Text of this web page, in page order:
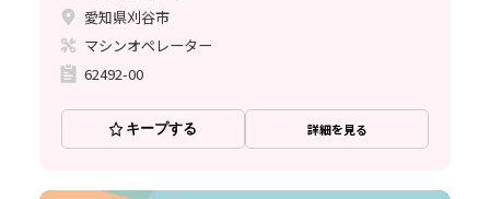
愛知県刈谷市
マシンオペレーター
62492-00
キープする 詳細を見る